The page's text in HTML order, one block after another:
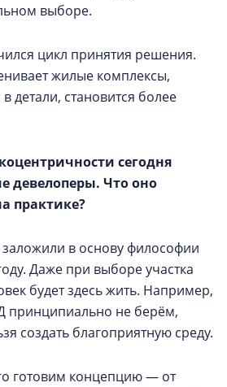
выборе.
цикл принятия решения.
жилые комплексы,
детали, становится более
сегодня
девелоперы. Что оно
практике?
в основу философии
Даже при выборе участка
будет здесь жить. Например,
принципиально не берём,
создать благоприятную среду.
готовим концепцию — от